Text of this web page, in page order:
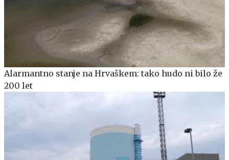
Alarmantno stanje na Hrvaškem: tako hudo ni bilo že
200 let